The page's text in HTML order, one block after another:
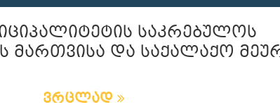
საკრებულოს
მართვისა და საქალაქო
ვრცლად